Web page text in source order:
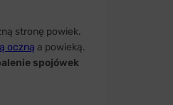
stronę powiek.
oczną a powieką.
spojówek